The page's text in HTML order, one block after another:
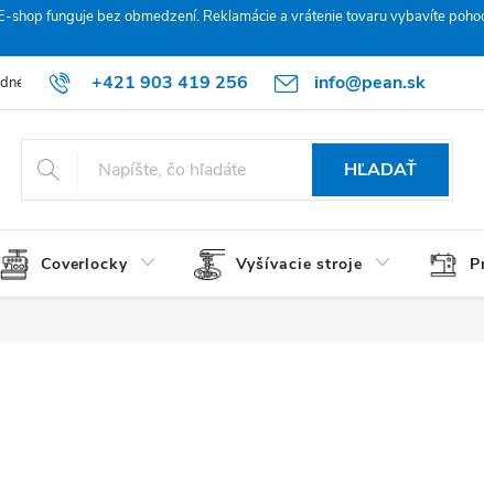
funguje bez obmedzení. Reklamácie a vrátenie tovaru vybavíte
+421 903 419 256 info@pean.sk
podmienky Podmienky ochrany osobných údajov O nás
HĽADAŤ
Coverlocky Vyšívacie stroje